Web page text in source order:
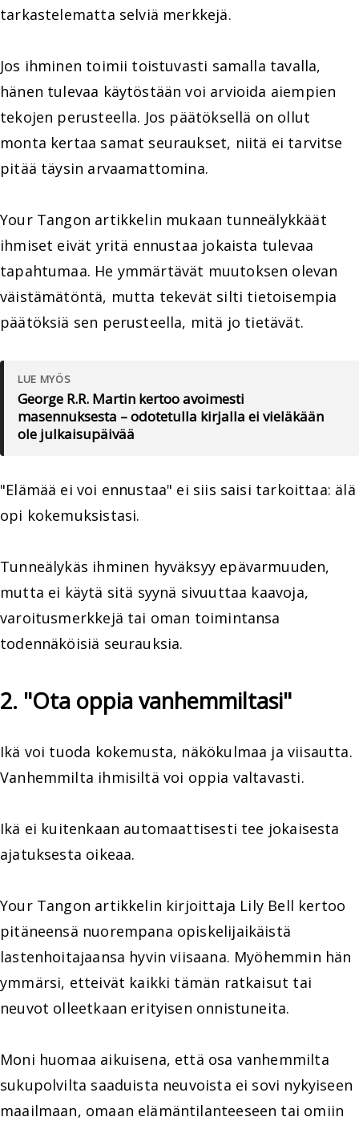
tarkastelematta selviä merkkejä.
Jos ihminen toimii toistuvasti samalla tavalla,
hänen tulevaa käytöstään voi arvioida aiempien
tekojen perusteella. Jos päätöksellä on ollut
monta kertaa samat seuraukset, niitä ei tarvitse
pitää täysin arvaamattomina.
Your Tangon artikkelin mukaan tunneälykkäät
ihmiset eivät yritä ennustaa jokaista tulevaa
tapahtumaa. He ymmärtävät muutoksen olevan
väistämätöntä, mutta tekevät silti tietoisempia
päätöksiä sen perusteella, mitä jo tietävät.
LUE MYÖS
George R.R. Martin kertoo avoimesti
masennuksesta – odotetulla kirjalla ei vieläkään
ole julkaisupäivää
"Elämää ei voi ennustaa" ei siis saisi tarkoittaa: älä
opi kokemuksistasi.
Tunneälykäs ihminen hyväksyy epävarmuuden,
mutta ei käytä sitä syynä sivuuttaa kaavoja,
varoitusmerkkejä tai oman toimintansa
todennäköisiä seurauksia.
2. "Ota oppia vanhemmiltasi"
Ikä voi tuoda kokemusta, näkökulmaa ja viisautta.
Vanhemmilta ihmisiltä voi oppia valtavasti.
Ikä ei kuitenkaan automaattisesti tee jokaisesta
ajatuksesta oikeaa.
Your Tangon artikkelin kirjoittaja Lily Bell kertoo
pitäneensä nuorempana opiskelijaikäistä
lastenhoitajaansa hyvin viisaana. Myöhemmin hän
ymmärsi, etteivät kaikki tämän ratkaisut tai
neuvot olleetkaan erityisen onnistuneita.
Moni huomaa aikuisena, että osa vanhemmilta
sukupolvilta saaduista neuvoista ei sovi nykyiseen
maailmaan, omaan elämäntilanteeseen tai omiin